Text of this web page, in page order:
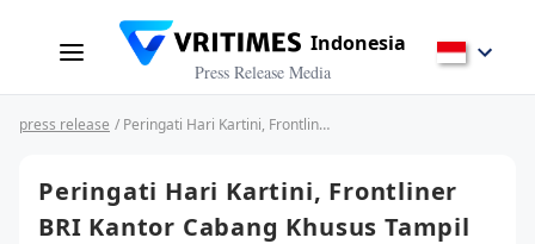
Indonesia
Press Release Media
press release / Peringati Hari Kartini, Frontliner BRI Kantor Cabang Khusus Tampil Beda dengan Pakaian Nasional
Peringati Hari Kartini, Frontliner
BRI Kantor Cabang Khusus Tampil